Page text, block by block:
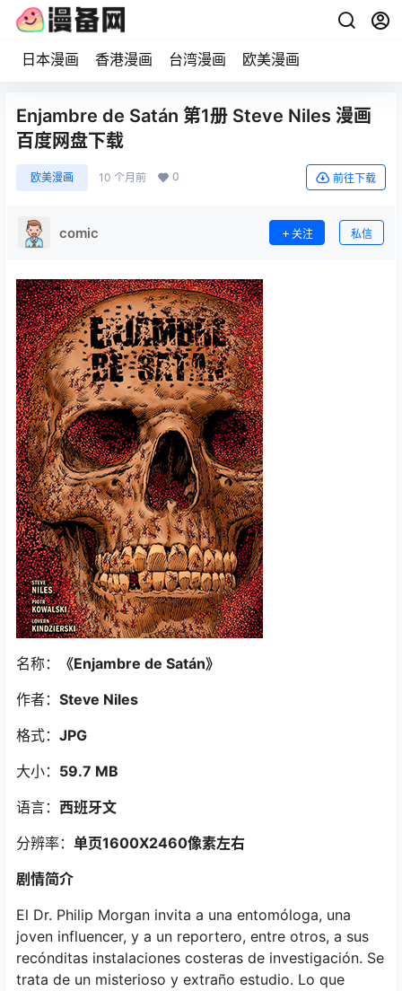
日本漫画 香港漫画 台湾漫画 欧美漫画
Enjambre de Satán 第1册 Steve Niles 漫画
百度网盘下载
欧美漫画 10 个月前 0 前往下载
comic 关注 私信
名称： 《Enjambre de Satán》
作者： Steve Niles
格式： JPG
大小： 59.7 MB
语言： 西班牙文
分辨率： 单页1600X2460像素左右
剧情简介
El Dr. Philip Morgan invita a una entomóloga, una
joven influencer, y a un reportero, entre otros, a sus
recónditas instalaciones costeras de investigación. Se
trata de un misterioso y extraño estudio. Lo que